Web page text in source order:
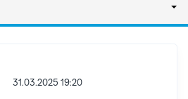
31.03.2025 19:20